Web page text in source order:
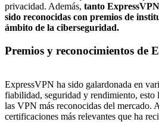
privacidad. Además, tanto
sido reconocidas con premios de
ámbito de la ciberseguridad.
Premios y reconocimientos de
ExpressVPN ha sido galardonada en
fiabilidad, seguridad y rendimiento, esto
las VPN más reconocidas del mercado.
certificaciones más relevantes que ha